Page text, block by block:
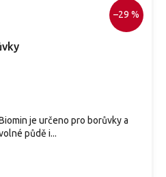
–29 %
je určeno pro borůvky a
půdě i...